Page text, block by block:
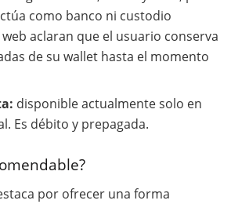
como banco ni custodio
aclaran que el usuario conserva
de su wallet hasta el momento
disponible actualmente solo en
Es débito y prepagada.
por ofrecer una forma